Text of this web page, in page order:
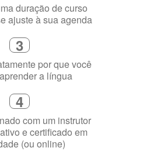
duração de curso
ajuste à sua agenda
3
por que você
a língua
4
com um instrutor
e certificado em
(ou online)